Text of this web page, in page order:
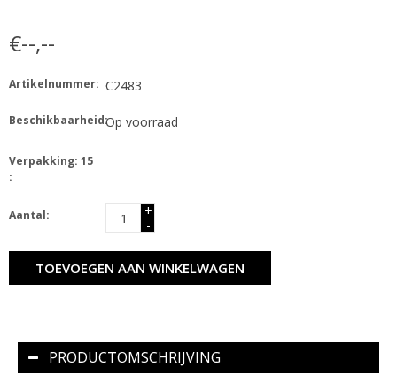
€--,--
Artikelnummer: C2483
Beschikbaarheid:Op voorraad
Verpakking: 15
:
Aantal:
+
-
TOEVOEGEN AAN WINKELWAGEN
PRODUCTOMSCHRIJVING